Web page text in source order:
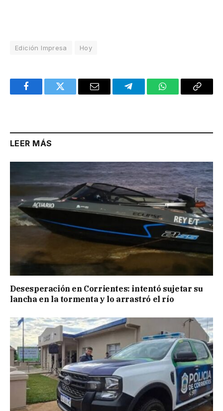
Edición Impresa Hoy
FacebookTwitter Email TelegramWhatsAppCopy
LEER MÁS
Desesperación en Corrientes: intentó sujetar su
lancha en la tormenta y lo arrastró el río